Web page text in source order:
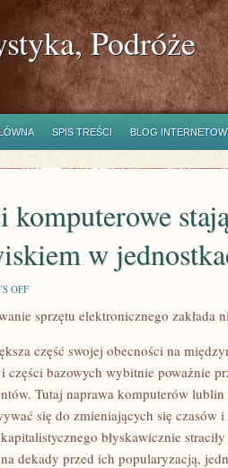
Podróże
SPIS TREŚCI BLOG
komputerowe
w
OFFON
KOMPUTEROWE
JUŻ
TYPOWYM
ZJAWISKIEM
W
JEDNOSTKACH
sprzętu elektronicznego zakłada
część swojej obecności na
części bazowych wybitnie poważnie
Tutaj naprawa komputerów
się do zmieniających się czasów
błyskawicznie
dekady przed ich popularyzacją,